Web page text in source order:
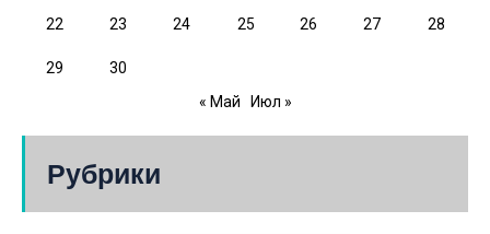
22 23 24 25 26 27 28
29
30
« Май
Июл »
Рубрики